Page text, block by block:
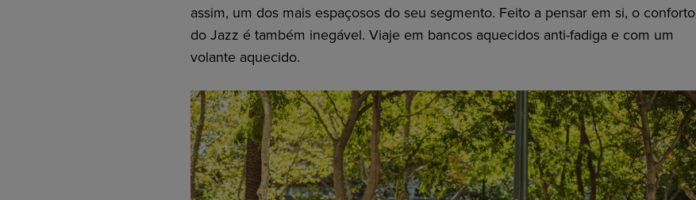
assim, um dos mais espaçosos do seu segmento. Feito a pensar em si, o conforto
do Jazz é também inegável. Viaje em bancos aquecidos anti-fadiga e com um
volante aquecido.